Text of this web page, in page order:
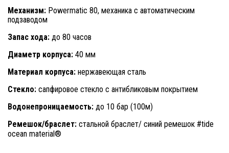
Механизм: Powermatic 80, механика с автоматическим
подзаводом
Запас хода: до 80 часов
Диаметр корпуса: 40 мм
Материал корпуса: нержавеющая сталь
Стекло: сапфировое стекло с антибликовым покрытием
Водонепроницаемость: до 10 бар (100м)
Ремешок/браслет: стальной браслет/ синий ремешок #tide
ocean material®